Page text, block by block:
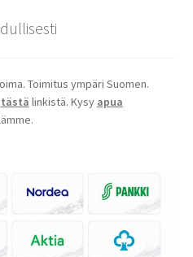
Toimitus ympäri Suomen.
tästä linkistä. Kysy apua